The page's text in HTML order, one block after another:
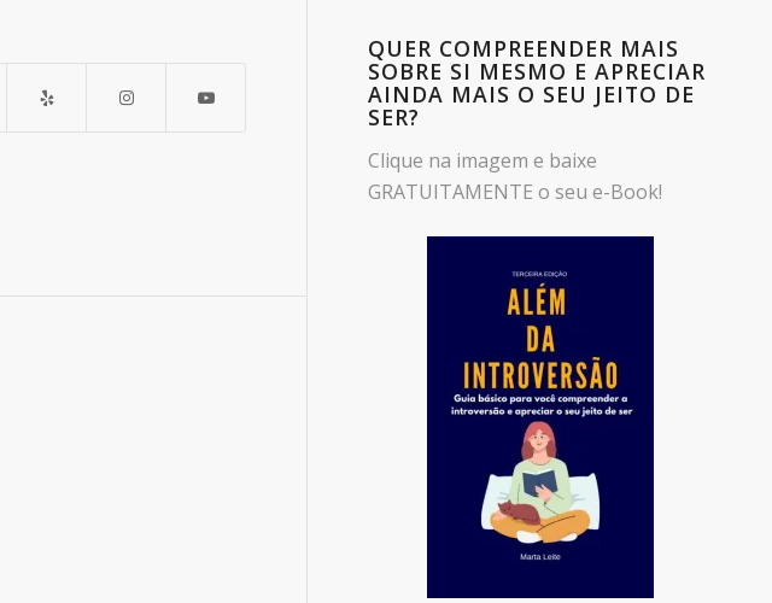
QUER COMPREENDER MAIS
SOBRE SI MESMO E APRECIAR
AINDA MAIS O SEU JEITO DE
SER?
Clique na imagem e baixe
GRATUITAMENTE o seu e-Book!